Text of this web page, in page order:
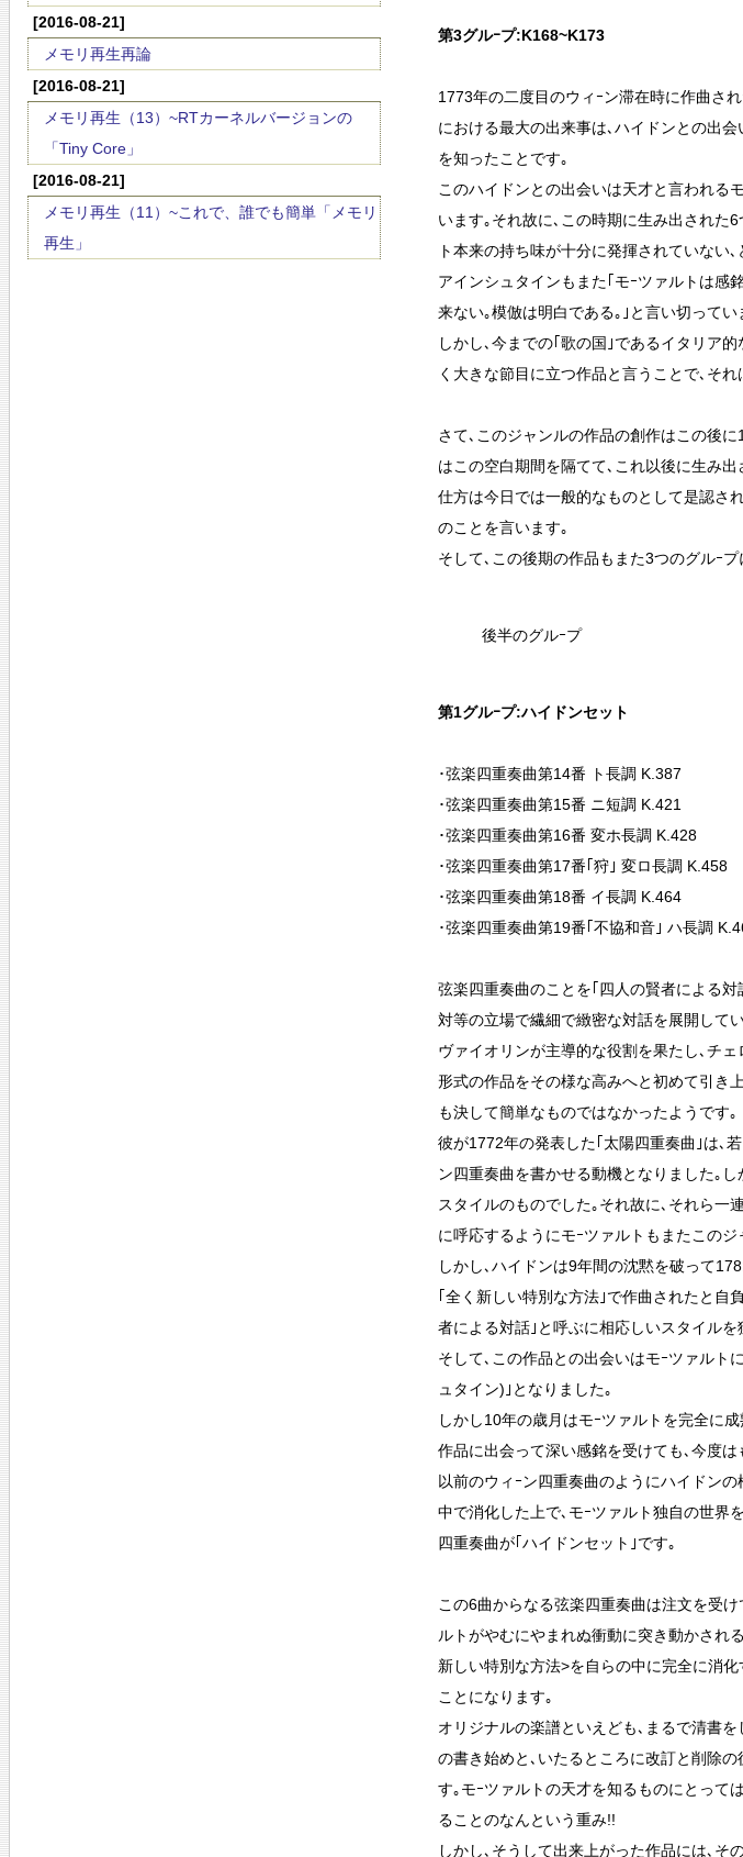
[2016-08-21]
メモリ再生再論
[2016-08-21]
メモリ再生（13）~RTカーネルバージョンの
「Tiny Core」
[2016-08-21]
メモリ再生（11）~これで、誰でも簡単「メモリ
再生」
第3グルｰプ:K168~K173
1773年の二度目のウィｰン滞在時に作曲さ
における最大の出来事は､ハイドンとの出
を知ったことです｡
このハイドンとの出会いは天才と言われる
います｡それ故に､この時期に生み出された
ト本来の持ち味が十分に発揮されていない
アインシュタインもまた｢モｰツァルトは感
来ない｡模倣は明白である｡｣と言い切ってい
しかし､今までの｢歌の国｣であるイタリア
く大きな節目に立つ作品と言うことで､そ
さて､このジャンルの作品の創作はこの後
はこの空白期間を隔てて､これ以後に生み
仕方は今日では一般的なものとして是認さ
のことを言います｡
そして､この後期の作品もまた3つのグルｰプ
後半のグルｰプ
第1グルｰプ:ハイドンセット
･弦楽四重奏曲第14番 ト長調 K.387
･弦楽四重奏曲第15番 ニ短調 K.421
･弦楽四重奏曲第16番 変ホ長調 K.428
･弦楽四重奏曲第17番｢狩｣ 変ロ長調 K.458
･弦楽四重奏曲第18番 イ長調 K.464
･弦楽四重奏曲第19番｢不協和音｣ ハ長調
弦楽四重奏曲のことを｢四人の賢者による
対等の立場で繊細で緻密な対話を展開して
ヴァイオリンが主導的な役割を果たし､チ
形式の作品をその様な高みへと初めて引き
も決して簡単なものではなかったようです｡
彼が1772年の発表した｢太陽四重奏曲｣は､
ン四重奏曲を書かせる動機となりました｡
スタイルのものでした｡それ故に､それら一
に呼応するようにモｰツァルトもまたこの
しかし､ハイドンは9年間の沈黙を破って
｢全く新しい特別な方法｣で作曲されたと
者による対話｣と呼ぶに相応しいスタイルを
そして､この作品との出会いはモｰツァルト
ュタイン)｣となりました｡
しかし10年の歳月はモｰツァルトを完全に
作品に出会って深い感銘を受けても､今度
以前のウィｰン四重奏曲のようにハイドン
中で消化した上で､モｰツァルト独自の世界
四重奏曲が｢ハイドンセット｣です｡
この6曲からなる弦楽四重奏曲は注文を受
ルトがやむにやまれぬ衝動に突き動かされ
新しい特別な方法>を自らの中に完全に消
ことになります｡
オリジナルの楽譜といえども､まるで清書
の書き始めと､いたるところに改訂と削除
す｡モｰツァルトの天才を知るものにとって
ることのなんという重み!!
しかし､そうして出来上がった作品には､そ